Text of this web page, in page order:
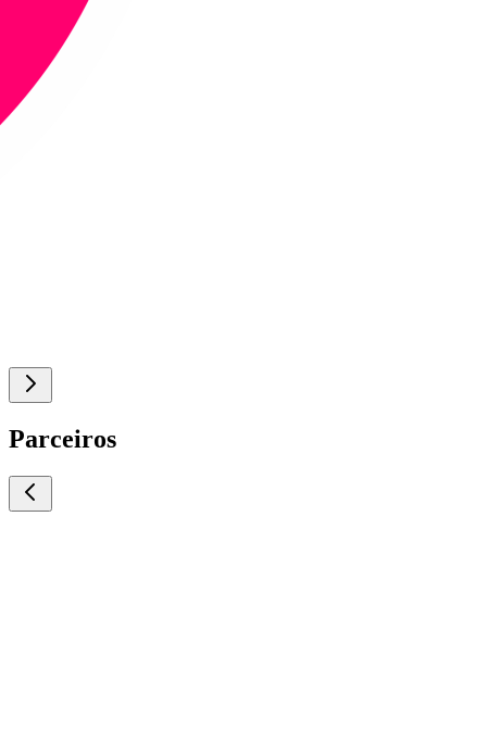
Parceiros